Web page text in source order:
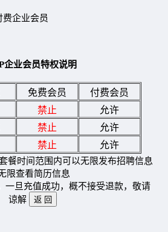
企业会员
企业会员特权说明
免费会员
付费会员
禁止
允许
禁止
允许
禁止 允许
餐时间范围内可以无限发布招聘信息
限查看简历信息
一旦充值成功，概不接受退款，敬请
谅解